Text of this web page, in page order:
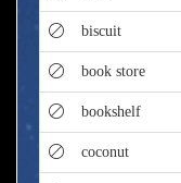
biscuit
book store
bookshelf
coconut